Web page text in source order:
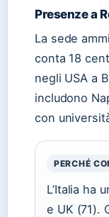
Presenze a
La sede
conta 18
negli USA a
includono
con
PERCHÉ
L’Italia ha
e UK (71).